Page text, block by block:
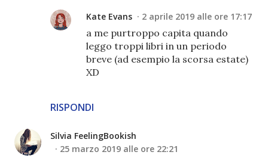
RISPONDI
Kate Evans 2 aprile 2019 alle ore 17:17
a me purtroppo capita quando
leggo troppi libri in un periodo
breve (ad esempio la scorsa estate)
XD
Silvia FeelingBookish
25 marzo 2019 alle ore 22:21